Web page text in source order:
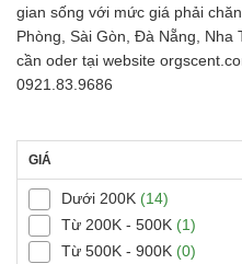
gian sống với mức giá phải
Phòng, Sài Gòn, Đà Nẵng,
cần oder tại website
0921.83.9686
GIÁ
Dưới 200K (14)
Từ 200K - 500K (1)
Từ 500K - 900K (0)